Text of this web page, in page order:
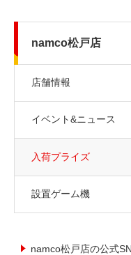
namco松戸店
店舗情報
イベント&ニュース
入荷プライズ
設置ゲーム機
namco松戸店の公式